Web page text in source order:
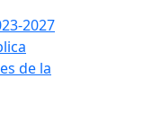
2027
de la